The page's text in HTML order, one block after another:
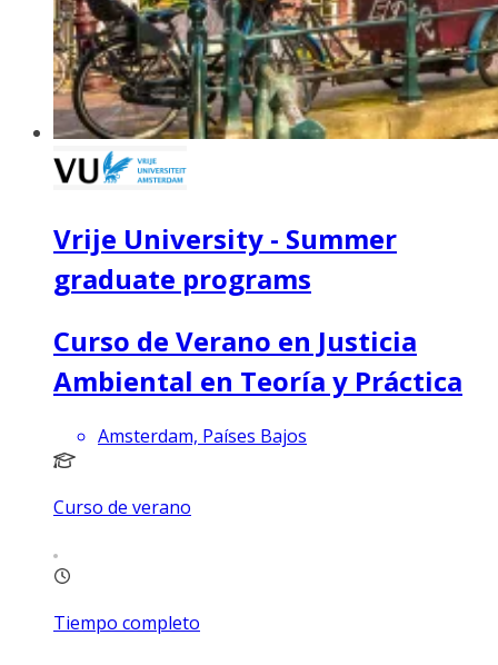
Vrije University - Summer
graduate programs
Curso de Verano en Justicia
Ambiental en Teoría y Práctica
Amsterdam, Países Bajos
Curso de verano
Tiempo completo